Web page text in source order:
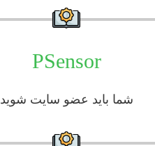
PSensor
شما باید عضو سایت شوید